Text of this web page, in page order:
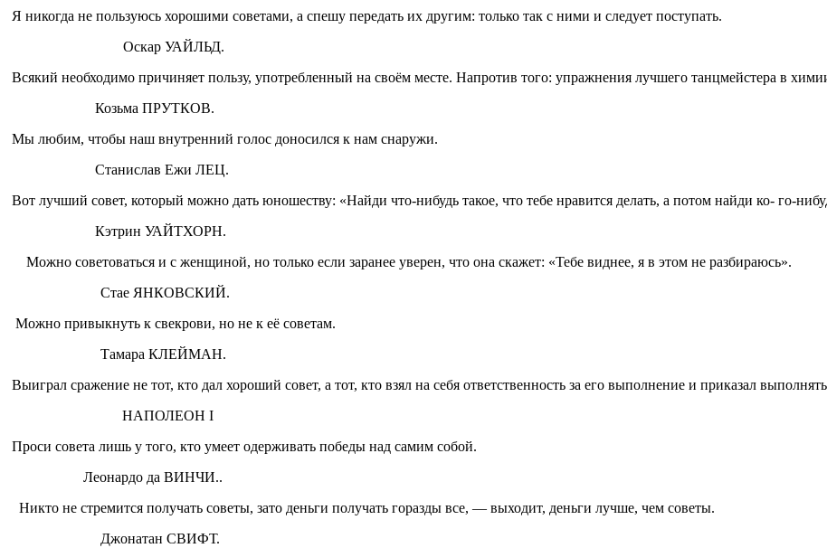
Я никогда не пользуюсь хоро­шими советами, а спешу передать их другим: только так с ними и следует поступать.
Оскар УАЙЛЬД.
Всякий необходимо причи­няет пользу, употребленный на своём месте. Напротив того: уп­ражнения лучшего танцмейстера в
Козьма ПРУТКОВ.
Мы любим, чтобы наш внут­ренний голос доносился к нам снаружи.
Станислав Ежи ЛЕЦ.
Вот лучший совет, который можно дать юношеству: «Найди что-нибудь такое, что тебе нра­вится делать, а потом найди ко- го-
Кэтрин УАЙТХОРН.
Можно советоваться и с жен­щиной, но только если заранее уверен, что она скажет: «Тебе вид­нее, я в этом не разбираюсь».
Стае ЯНКОВСКИЙ.
Можно привыкнуть к свекрови, но не к её советам.
Тамара КЛЕЙМАН.
Выиграл сражение не тот, кто дал хороший совет, а тот, кто взял на себя ответственность за его вы­полнение и приказал
НАПОЛЕОН I
Проси совета лишь у того, кто умеет одерживать победы над самим собой.
Леонардо да ВИНЧИ..
Никто не стремится получать советы, зато деньги получать го­разды все, — выходит, деньги луч­ше, чем советы.
Джонатан СВИФТ.